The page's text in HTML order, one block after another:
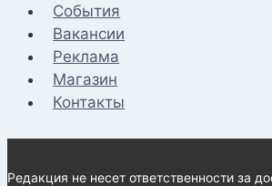
События
Вакансии
Реклама
Магазин
Контакты
Редакция не несет ответственности за